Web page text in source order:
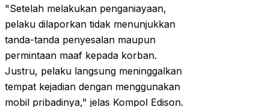
"Setelah melakukan penganiayaan,
pelaku dilaporkan tidak menunjukkan
tanda-tanda penyesalan maupun
permintaan maaf kepada korban.
Justru, pelaku langsung meninggalkan
tempat kejadian dengan menggunakan
mobil pribadinya," jelas Kompol Edison.